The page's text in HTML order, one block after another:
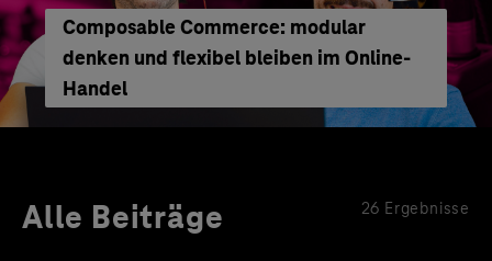
Composable Commerce: modular
denken und flexibel bleiben im Online-
Handel
Alle Beiträge 26 Ergebnisse